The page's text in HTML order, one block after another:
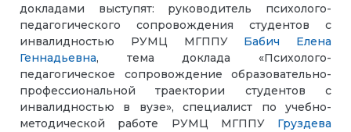
докладами выступят: руководитель психолого-
педагогического сопровождения студентов с
инвалидностью РУМЦ МГППУ
Бабич Елена
Геннадьевна, тема доклада «Психолого-
педагогическое сопровождение образовательно-
профессиональной траектории студентов с
инвалидностью в вузе», специалист по учебно-
методической работе РУМЦ МГППУ Груздева